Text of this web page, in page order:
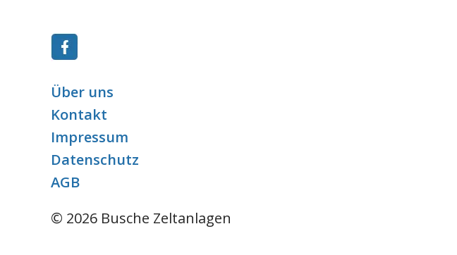
Über uns
Kontakt
Impressum
Datenschutz
AGB
© 2026 Busche Zeltanlagen